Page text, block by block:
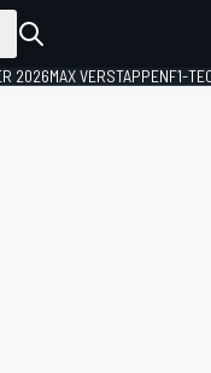
2026MAX VERSTAPPENF1-